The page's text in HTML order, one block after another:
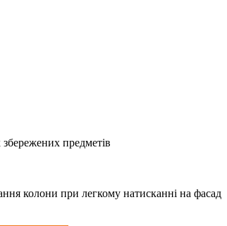
предметів
колони при легкому натисканні на фасад